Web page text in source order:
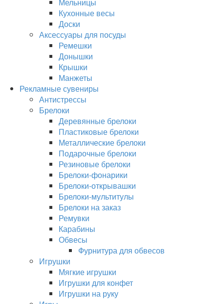
Кухонные весы
Доски
Аксессуары для посуды
Ремешки
Донышки
Крышки
Манжеты
Рекламные сувениры
Антистрессы
Брелоки
Деревянные брелоки
Пластиковые брелоки
Металлические брелоки
Подарочные брелоки
Резиновые брелоки
Брелоки-фонарики
Брелоки-открывашки
Брелоки-мультитулы
Брелоки на заказ
Ремувки
Карабины
Обвесы
Фурнитура для обвесов
Игрушки
Мягкие игрушки
Игрушки для конфет
Игрушки на руку